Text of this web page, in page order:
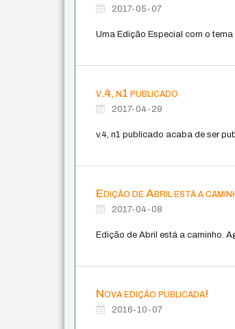
2017-05-07
Uma Edição Especial com o
v.4, n1 publicado
2017-04-29
v.4, n1 publicado acaba de ser
Edição de Abril está a
2017-04-08
Edição de Abril está a caminho.
Nova edição publicada!
2016-10-07